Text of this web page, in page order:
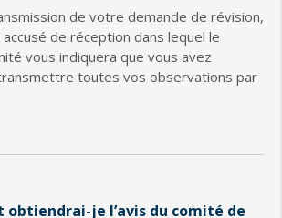
de votre demande de révision,
de réception dans lequel le
vous indiquera que vous avez
toutes vos observations par
obtiendrai-je l’avis du comité de